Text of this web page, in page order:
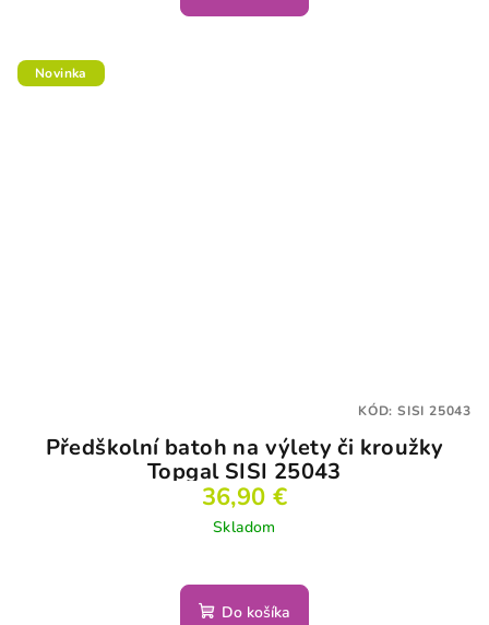
Novinka
Předškolní batoh na výlety či kroužky
Topgal SISI 25043
36,90 €
Skladom
Do košíka
KÓD: SISI 25043